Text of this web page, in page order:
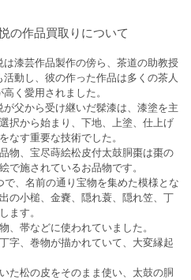
の作品買取りについて
は漆芸作品製作の傍ら、茶道の助教授
活動し、彼の作った作品は多くの茶人
高く愛用されました。
が父から受け継いだ髹漆は、漆塗を主
択から始まり、下地、上塗、仕上げ
なす重要な技術でした。
物、宝尽蒔絵松皮付太鼓胴棗は棗の
で施されているお品物です。
、名前の通り宝物を集めた模様とな
の小槌、金嚢、隠れ蓑、隠れ笠、丁
ます。
、帯などに使われていました。
字、巻物が描かれていて、大変縁起
た松の皮をそのまま使い、太鼓の胴